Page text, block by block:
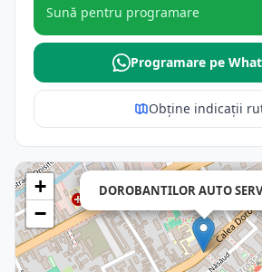
Sună pentru programare
Programare pe
Obține indicații
DOROBANTILOR AUTO
+
−